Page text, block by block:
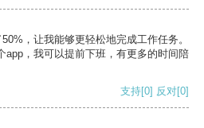
，让我能够更轻松地完成工作任务。
app，我可以提前下班，有更多的时间陪
支持[0] 反对[0]